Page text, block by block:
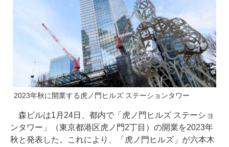
2023年秋に開業する虎ノ門ヒルズ ステーションタワー
森ビルは1月24日、都内で「虎ノ門ヒルズ ステーショ
ンタワー」（東京都港区虎ノ門2丁目）の開業を2023年
秋と発表した。これにより、「虎ノ門ヒルズ」が六本木